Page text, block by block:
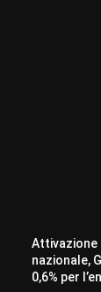
Attivazione
nazionale,
0,6% per